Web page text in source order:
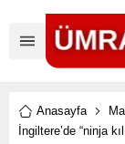
Anasayfa
İngiltere’de “ninja